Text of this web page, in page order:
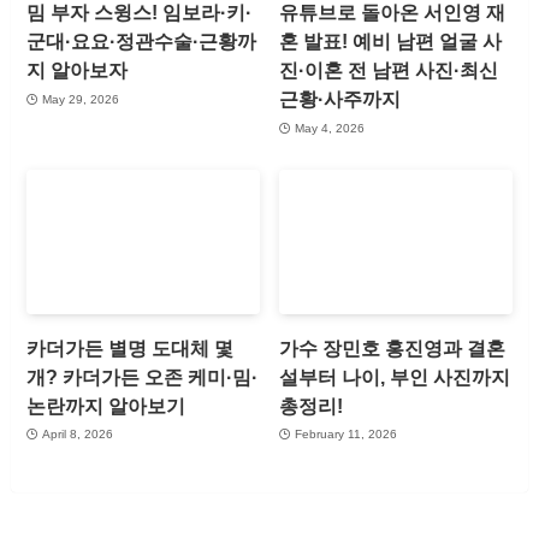
밈 부자 스윙스! 임보라·키·
군대·요요·정관수술·근황까
지 알아보자
May 29, 2026
유튜브로 돌아온 서인영 재
혼 발표! 예비 남편 얼굴 사
진·이혼 전 남편 사진·최신
근황·사주까지
May 4, 2026
카더가든 별명 도대체 몇
개? 카더가든 오존 케미·밈·
논란까지 알아보기
April 8, 2026
가수 장민호 홍진영과 결혼
설부터 나이, 부인 사진까지
총정리!
February 11, 2026